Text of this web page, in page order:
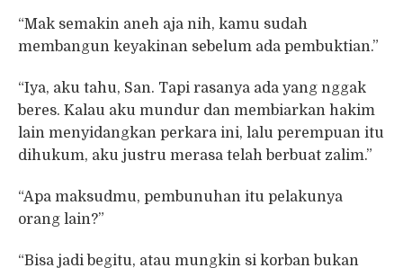
“Mak semakin aneh aja nih, kamu sudah
membangun keyakinan sebelum ada pembuktian.”
“Iya, aku tahu, San. Tapi rasanya ada yang nggak
beres. Kalau aku mundur dan membiarkan hakim
lain menyidangkan perkara ini, lalu perempuan itu
dihukum, aku justru merasa telah berbuat zalim.”
“Apa maksudmu, pembunuhan itu pelakunya
orang lain?”
“Bisa jadi begitu, atau mungkin si korban bukan